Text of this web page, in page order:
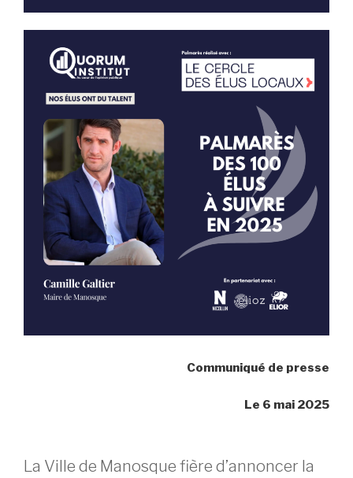
Communiqué de presse
Le 6 mai 2025
La Ville de Manosque fière d’annoncer la